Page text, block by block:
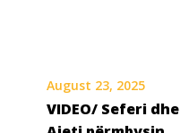
August 23, 2025
VIDEO/ Seferi dhe